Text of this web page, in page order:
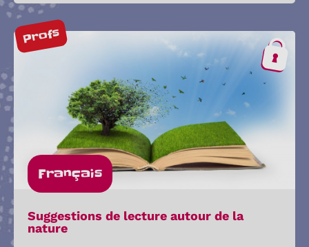
Profs
Français
Suggestions de lecture autour de la
nature